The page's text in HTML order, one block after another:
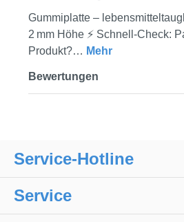
Gummiplatte –
2 mm Höhe ⚡ Schnell-Check:
Produkt?… Mehr
Bewertungen
Service-Hotline
Service